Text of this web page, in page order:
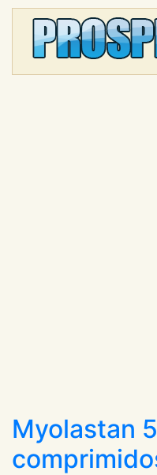
Myolastan